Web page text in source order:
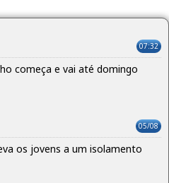
07:32
começa e vai até domingo
05/08
os jovens a um isolamento